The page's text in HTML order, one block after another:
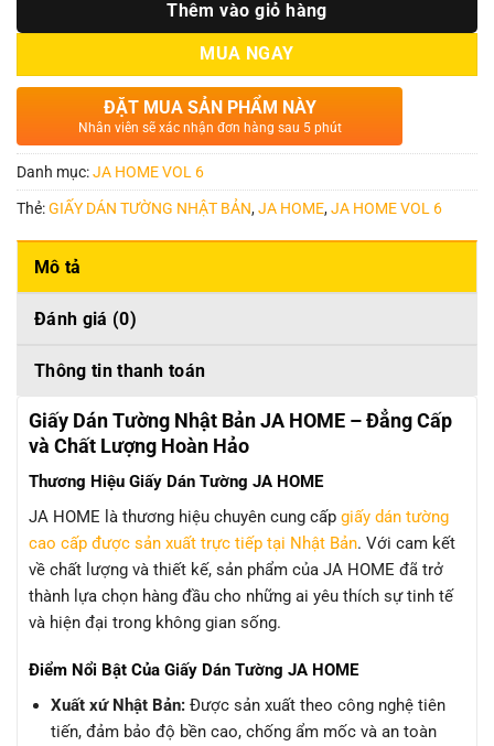
Thêm vào giỏ hàng
MUA NGAY
ĐẶT MUA SẢN PHẨM NÀY
Nhân viên sẽ xác nhận đơn hàng sau 5 phút
Danh mục:JA HOME VOL 6
Thẻ:GIẤY DÁN TƯỜNG NHẬT BẢN,JA HOME,JA HOME VOL 6
Mô tả
Đánh giá (0)
Thông tin thanh toán
Giấy Dán Tường Nhật Bản JA HOME – Đẳng Cấp
và Chất Lượng Hoàn Hảo
Thương Hiệu Giấy Dán Tường JA HOME
JA HOME là thương hiệu chuyên cung cấp giấy dán tường
cao cấp được sản xuất trực tiếp tại Nhật Bản. Với cam kết
về chất lượng và thiết kế, sản phẩm của JA HOME đã trở
thành lựa chọn hàng đầu cho những ai yêu thích sự tinh tế
và hiện đại trong không gian sống.
Điểm Nổi Bật Của Giấy Dán Tường JA HOME
Xuất xứ Nhật Bản:Được sản xuất theo công nghệ tiên
tiến, đảm bảo độ bền cao, chống ẩm mốc và an toàn